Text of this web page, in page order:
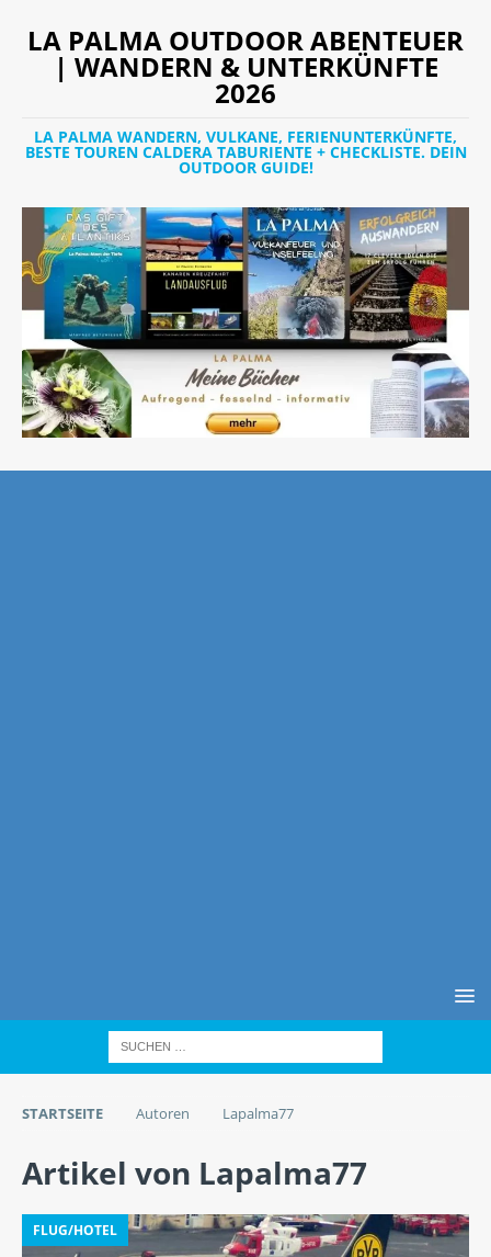
LA PALMA OUTDOOR ABENTEUER
| WANDERN & UNTERKÜNFTE
2026
LA PALMA WANDERN, VULKANE, FERIENUNTERKÜNFTE,
BESTE TOUREN CALDERA TABURIENTE + CHECKLISTE. DEIN
OUTDOOR GUIDE!
STARTSEITE Autoren Lapalma77
Artikel von Lapalma77
FLUG/HOTEL